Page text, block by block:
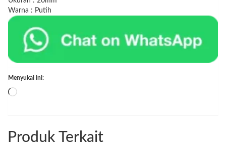
Warna : Putih
Menyukai ini:
Memuat...
Produk Terkait